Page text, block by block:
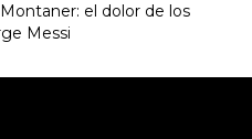
el dolor de los
Messi